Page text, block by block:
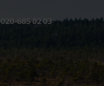
020-685 02 03